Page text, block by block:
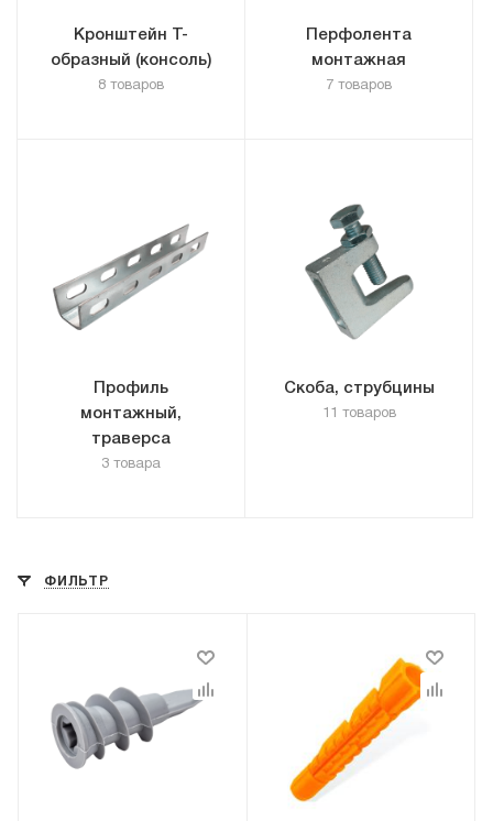
Кронштейн T-
образный (консоль)
8 товаров
Перфолента
монтажная
7 товаров
Профиль
монтажный,
траверса
3 товара
Скоба, струбцины
11 товаров
ФИЛЬТР